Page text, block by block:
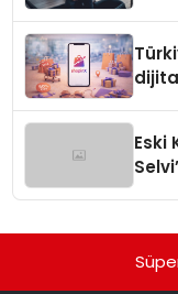
Eski